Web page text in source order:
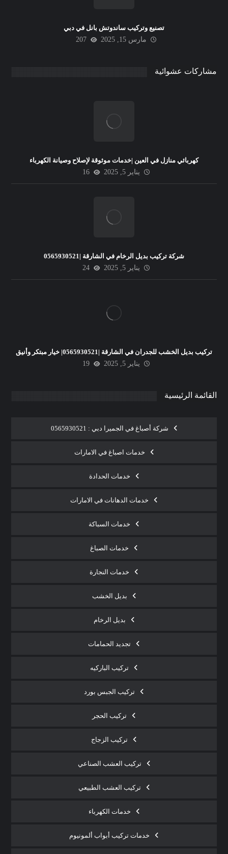
تصنيع وتركيب ساندوتش بانل في دبي
مارس 15, 2025
207
مشاركات عشوائية
كهربائي منازل في العين |خدمات موثوقة لإصلاح وصيانة الكهرباء
يناير 5, 2025
16
شركة تركيب بديل الرخام في الشارقة |0565930521
يناير 5, 2025
24
تركيب بديل الخشب للجدران في الشارقة |0565930521| خيار مبتكر وأنيق
يناير 5, 2025
19
القائمة الرئيسية
شركة أصباغ في الجميرا دبي : 0565930521
خدمات اصباغ في الامارات
خدمات الحدادة
خدمات الدهانات في الامارات
خدمات السباكة
خدمات الصباغ
خدمات النجارة
بديل الخشب
بديل الرخام
تجديد الحمامات
تركيب الباركيه
تركيب الجبس بورد
تركيب الحجر
تركيب الزجاج
تركيب العشب الصناعي
تركيب العشب الطبيعي
خدمات الكهرباء
خدمات تركيب أبواب ألمونيوم